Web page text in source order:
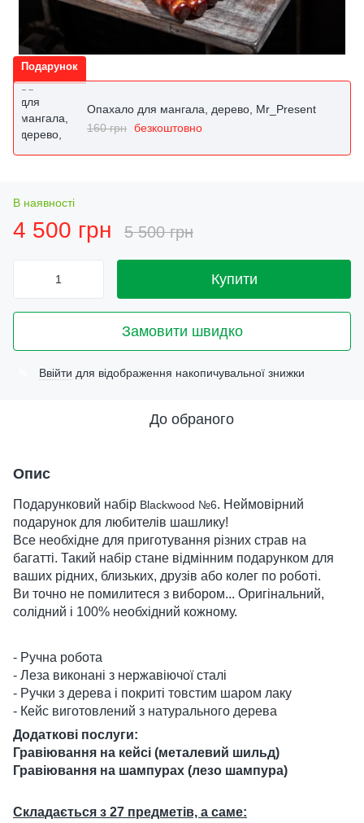
Подарунок
Опахало для мангала, дерево, Mr_Present
160 грн безкоштовно
В наявності
4 500 грн 5 500 грн
Купити
Замовити швидко
Ввійти для відображення накопичувальної знижки
До обраного
Опис
Подарунковий набір Blackwood №6. Неймовірний
подарунок для любителів шашлику!
Все необхідне для приготування різних страв на
багатті. Такий набір стане відмінним подарунком для
ваших рідних, близьких, друзів або колег по роботі.
Ви точно не помилитеся з вибором... Оригінальний,
солідний і 100% необхідний кожному.
- Ручна робота
- Леза виконані з нержавіючої сталі
- Ручки з дерева і покриті товстим шаром лаку
- Кейс виготовлений з натурального дерева
Додаткові послуги:
Гравіювання на кейсі (металевий шильд)
Гравіювання на шампурах (лезо шампура)
Складається з 27 предметів, а саме: